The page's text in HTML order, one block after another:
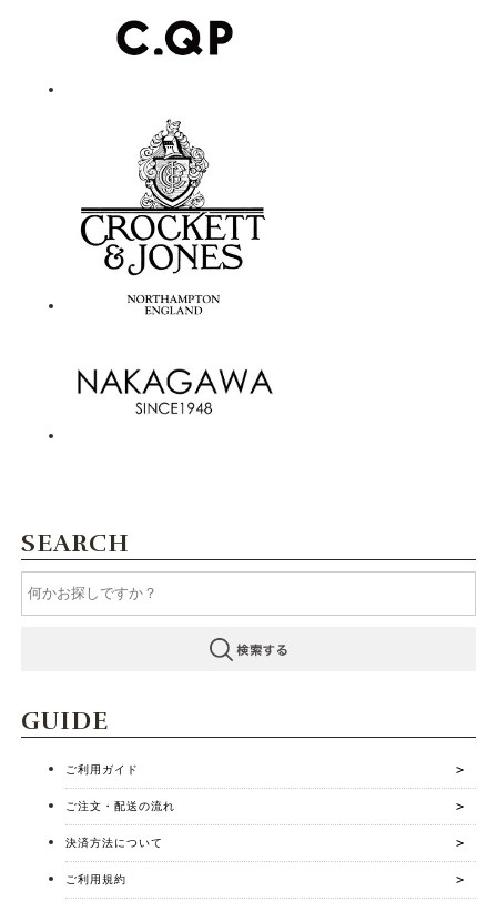
SEARCH
GUIDE
ご利用ガイド
ご注文・配送の流れ
決済方法について
ご利用規約